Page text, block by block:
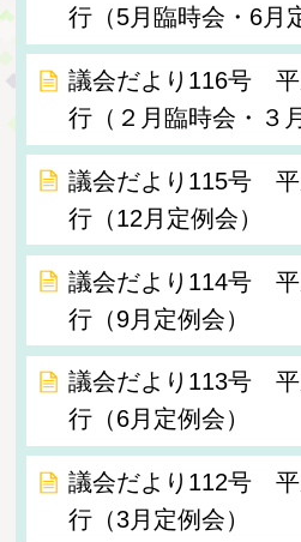
行（5月臨時会・6月
議会だより116号 平
行（２月臨時会・３
議会だより115号 平
行（12月定例会）
議会だより114号 平
行（9月定例会）
議会だより113号 平
行（6月定例会）
議会だより112号 平
行（3月定例会）